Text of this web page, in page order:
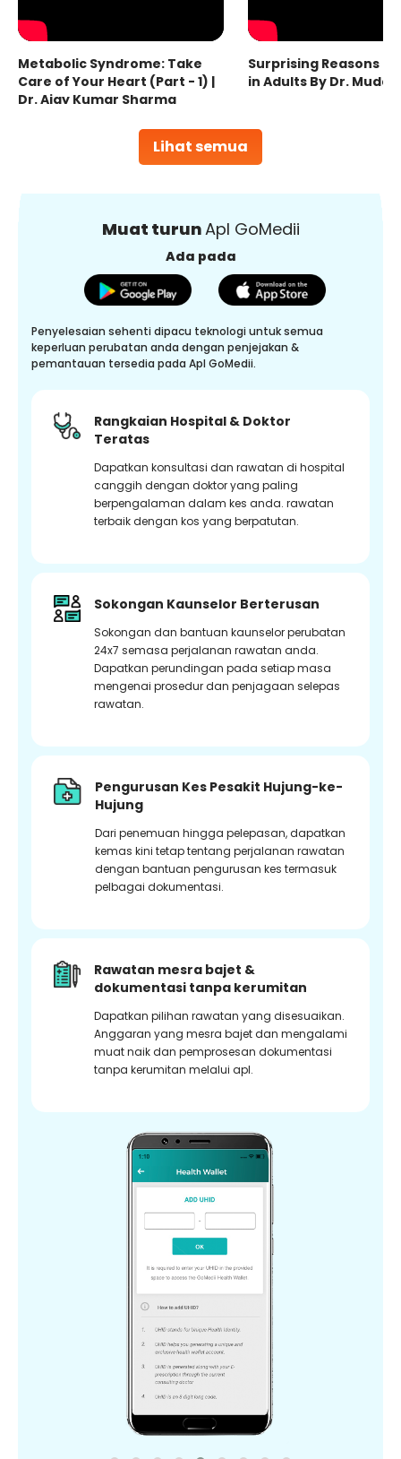
Lihat semua
Metabolic Syndrome: Take
Care of Your Heart (Part - 1) |
Dr. Ajay Kumar Sharma
Surprising Reasons
in Adults By Dr.
Muat turunApl GoMedii
Ada pada
Penyelesaian sehenti dipacu teknologi untuk semua
keperluan perubatan anda dengan penjejakan &
pemantauan tersedia pada Apl GoMedii.
Rangkaian Hospital & Doktor
Teratas
Dapatkan konsultasi dan rawatan di hospital
canggih dengan doktor yang paling
berpengalaman dalam kes anda. rawatan
terbaik dengan kos yang berpatutan.
Sokongan Kaunselor Berterusan
Sokongan dan bantuan kaunselor perubatan
24x7 semasa perjalanan rawatan anda.
Dapatkan perundingan pada setiap masa
mengenai prosedur dan penjagaan selepas
rawatan.
Pengurusan Kes Pesakit Hujung-ke-
Hujung
Dari penemuan hingga pelepasan, dapatkan
kemas kini tetap tentang perjalanan rawatan
dengan bantuan pengurusan kes termasuk
pelbagai dokumentasi.
Rawatan mesra bajet &
dokumentasi tanpa kerumitan
Dapatkan pilihan rawatan yang disesuaikan.
Anggaran yang mesra bajet dan mengalami
muat naik dan pemprosesan dokumentasi
tanpa kerumitan melalui apl.